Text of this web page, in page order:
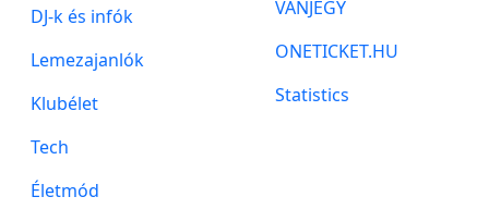
DJ-k és infók
Lemezajanlók
Klubélet
Tech
Életmód
VANJEGY
ONETICKET.HU
Statistics